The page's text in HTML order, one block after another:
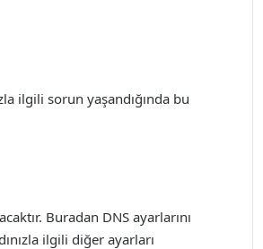
ilgili sorun yaşandığında bu
Buradan DNS ayarlarını
ilgili diğer ayarları